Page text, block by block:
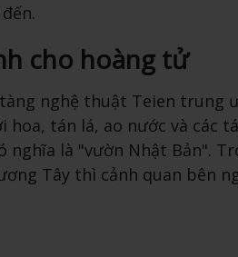
cho hoàng tử
nghệ thuật Teien trung
tán lá, ao nước và các
nghĩa là "vườn Nhật Bản".
Tây thì cảnh quan bên